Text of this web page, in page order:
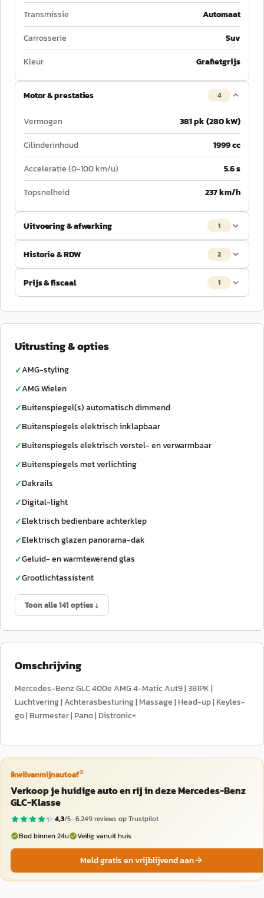
Transmissie
Automaat
Carrosserie
Suv
Kleur
Grafietgrijs
Motor & prestaties 4
Vermogen
381 pk (280 kW)
Cilinderinhoud
1999 cc
Acceleratie (0-100 km/u)
5.6 s
Topsnelheid
237 km/h
Uitvoering & afwerking 1
Historie & RDW 2
Prijs & fiscaal 1
Uitrusting & opties
✓AMG-styling
✓AMG Wielen
✓Buitenspiegel(s) automatisch dimmend
✓Buitenspiegels elektrisch inklapbaar
✓Buitenspiegels elektrisch verstel- en verwarmbaar
✓Buitenspiegels met verlichting
✓Dakrails
✓Digital-light
✓Elektrisch bedienbare achterklep
✓Elektrisch glazen panorama-dak
✓Geluid- en warmtewerend glas
✓Grootlichtassistent
Toon alle 141 opties ↓
Omschrijving
Mercedes-Benz GLC 400e AMG 4-Matic Aut9 | 381PK |
Luchtvering | Achterasbesturing | Massage | Head-up | Keyles-
go | Burmester | Pano | Distronic+
ikwilvanmijnautoaf®
Verkoop je huidige auto en rij in deze Mercedes-Benz
GLC-Klasse
4,3/5 ·6.249reviews op Trustpilot
Bod binnen 24u
Veilig vanuit huis
Meld gratis en vrijblijvend aan